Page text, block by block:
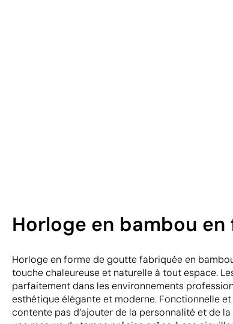
Horloge en bambou
Horloge en forme de goutte fabriquée en
touche chaleureuse et naturelle à tout espace.
parfaitement dans les environnements
esthétique élégante et moderne. Fonctionnelle
contente pas d’ajouter de la personnalité et de